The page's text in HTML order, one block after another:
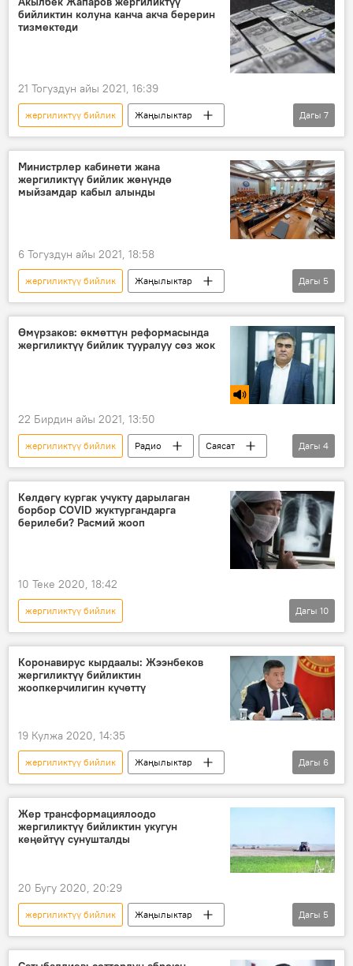
бийликтин колуна канча акча берерин
тизмектеди
21 Тогуздун айы 2021, 16:39
жергиликтүү бийлик
Жаңылыктар
Экономика
Кыргызстан
Акылбек Жапаров
бюджет
салык
фонд
өнүктүрүү
Дагы 7
Министрлер кабинети жана
жергиликтүү бийлик жөнүндө
мыйзамдар кабыл алынды
6 Тогуздун айы 2021, 18:58
жергиликтүү бийлик
Жаңылыктар
Коом
Кыргызстан
Саясат
Министрлер кабинети
добуш берүү
Дагы 5
Өмүрзаков: өкмөттүн реформасында
жергиликтүү бийлик тууралуу сөз жок
22 Бирдин айы 2021, 13:50
жергиликтүү бийлик Радио
Саясат
Кыргызстан
Мыктыбек Өмүрзаков
Дагы 4
Көлдөгү кургак учукту дарылаган
борбор COVID жуктургандарга
берилеби? Расмий жооп
10 Теке 2020, 18:42
жергиликтүү бийлик
Коронавируска байланыштуу Кыргызстандагы кырдаал
Коом
Кыргызстан
Ысык-Көл
Жети-Өгүз району
Дагы 10
Коронавирус кырдаалы: Жээнбеков
жергиликтүү бийликтин
жоопкерчилигин күчөттү
19 Кулжа 2020, 14:35
жергиликтүү бийлик
Жаңылыктар
Коом
Кыргызстан
Саясат
Сооронбай Жээнбеков
коронавирус
жоопкерчилик
Дагы 6
Жер трансформациялоодо
жергиликтүү бийликтин укугун
кеңейтүү сунушталды
20 Бугу 2020, 20:29
жергиликтүү бийлик
Жаңылыктар
Коом
Кыргызстан
мыйзам
долбоорлор
трансформациялоо
Дагы 5